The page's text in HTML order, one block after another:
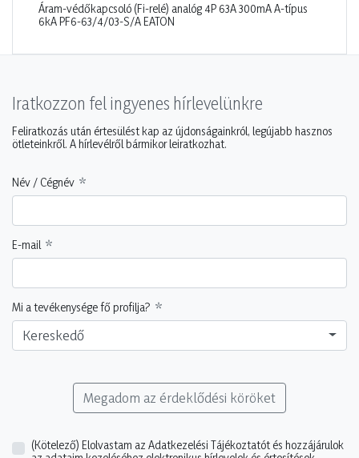
Áram-védőkapcsoló (Fi-relé) analóg 4P 63A 300mA A-típus
6kA PF6-63/4/03-S/A EATON
Iratkozzon fel ingyenes hírlevelünkre
Feliratkozás után értesülést kap az újdonságainkról, legújabb hasznos
ötleteinkről. A hírlevélről bármikor leiratkozhat.
Név / Cégnév
E-mail
Mi a tevékenysége fő profilja?
Kereskedő
Megadom az érdeklődési köröket
(Kötelező) Elolvastam az Adatkezelési Tájékoztatót és hozzájárulok